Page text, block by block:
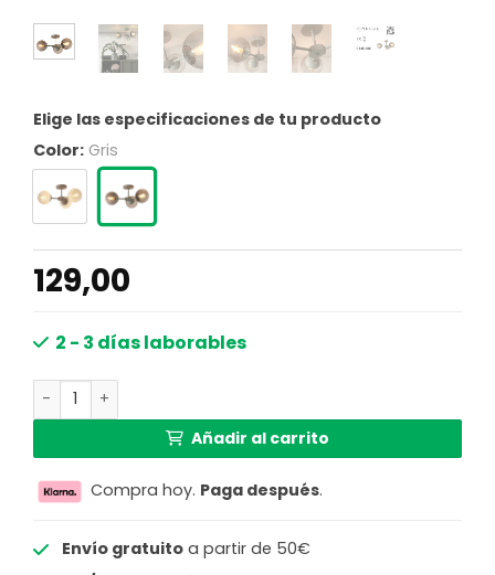
Elige las especificaciones de tu producto
Color: Gris
129,00
2 - 3 días laborables
Plafón moderno de vidrio gris y metal It's About RoMi
Añadir al carrito
Compra hoy. Paga después.
Envío gratuitoa partir de 50€